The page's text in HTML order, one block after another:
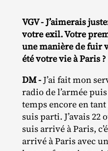
VGV - J’aimerais
votre exil. Votre
une manière de fuir
été votre vie à Paris ?
DM-J’ai fait mon
radio de l’armée
temps encore en
suis parti. J’avais 22
suis arrivé à Paris,
arrivé à Paris avec